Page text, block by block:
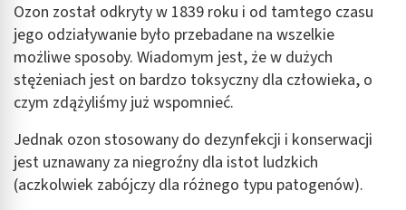
Ozon został odkryty w 1839 roku i od tamtego czasu
jego odziaływanie było przebadane na wszelkie
możliwe sposoby. Wiadomym jest, że w dużych
stężeniach jest on bardzo toksyczny dla człowieka, o
czym zdążyliśmy już wspomnieć.
Jednak ozon stosowany do dezynfekcji i konserwacji
jest uznawany za niegroźny dla istot ludzkich
(aczkolwiek zabójczy dla różnego typu patogenów).